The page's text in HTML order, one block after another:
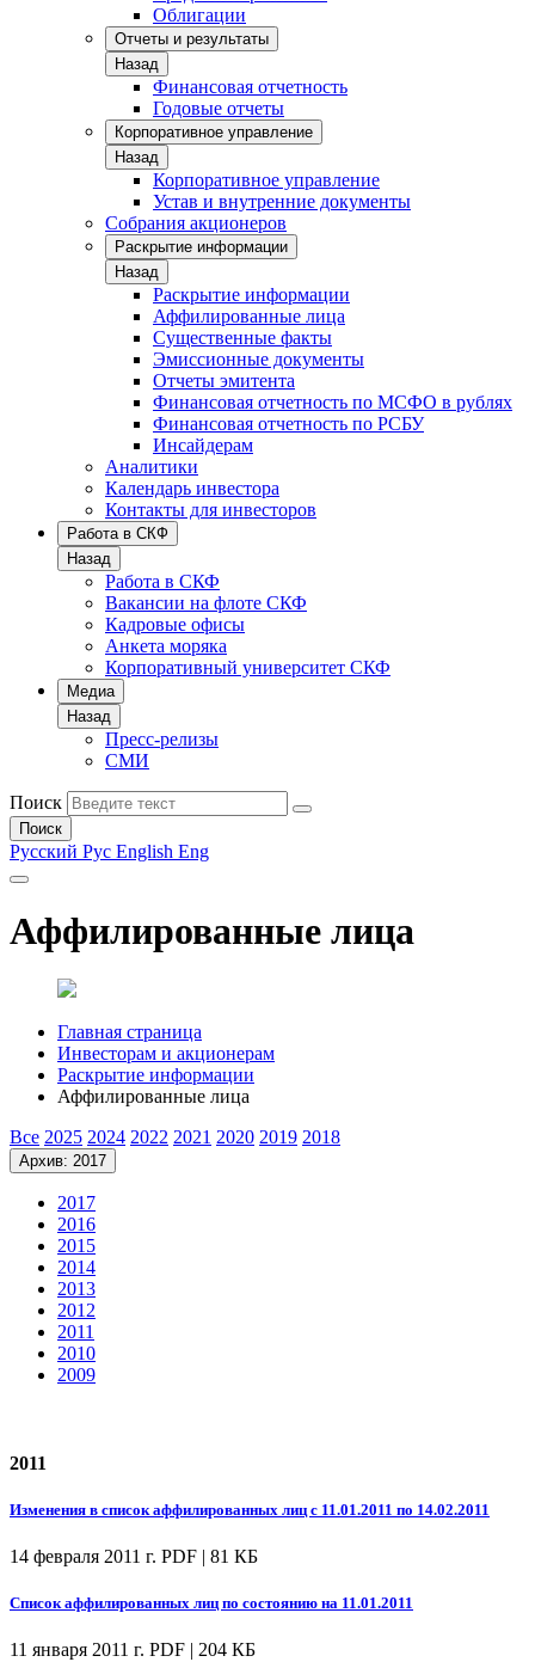
Облигации
Отчеты и результаты
Назад
Финансовая отчетность
Годовые отчеты
Корпоративное управление
Назад
Корпоративное управление
Устав и внутренние документы
Собрания акционеров
Раскрытие информации
Назад
Раскрытие информации
Аффилированные лица
Существенные факты
Эмиссионные документы
Отчеты эмитента
Финансовая отчетность по МСФО в рублях
Финансовая отчетность по РСБУ
Инсайдерам
Аналитики
Календарь инвестора
Контакты для инвесторов
Работа в СКФ
Назад
Работа в СКФ
Вакансии на флоте СКФ
Кадровые офисы
Анкета моряка
Корпоративный университет СКФ
Медиа
Назад
Пресс-релизы
СМИ
Поиск
Поиск
Русский Рус English Eng
Аффилированные лица
Главная страница
Инвесторам и акционерам
Раскрытие информации
Аффилированные лица
Все 2025 2024 2022 2021 2020 2019 2018
Архив: 2017
2017
2016
2015
2014
2013
2012
2011
2010
2009
2011
Изменения в список аффилированных лиц с 11.01.2011 по 14.02.2011
14 февраля 2011 г. PDF | 81 КБ
Список аффилированных лиц по состоянию на 11.01.2011
11 января 2011 г. PDF | 204 КБ